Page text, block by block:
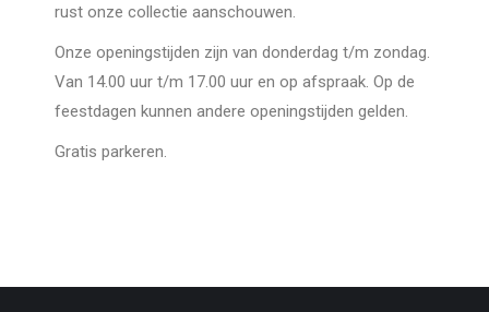
rust onze collectie aanschouwen.
Onze openingstijden zijn van donderdag t/m zondag.
Van 14.00 uur t/m 17.00 uur en op afspraak. Op de
feestdagen kunnen andere openingstijden gelden.
Gratis parkeren.